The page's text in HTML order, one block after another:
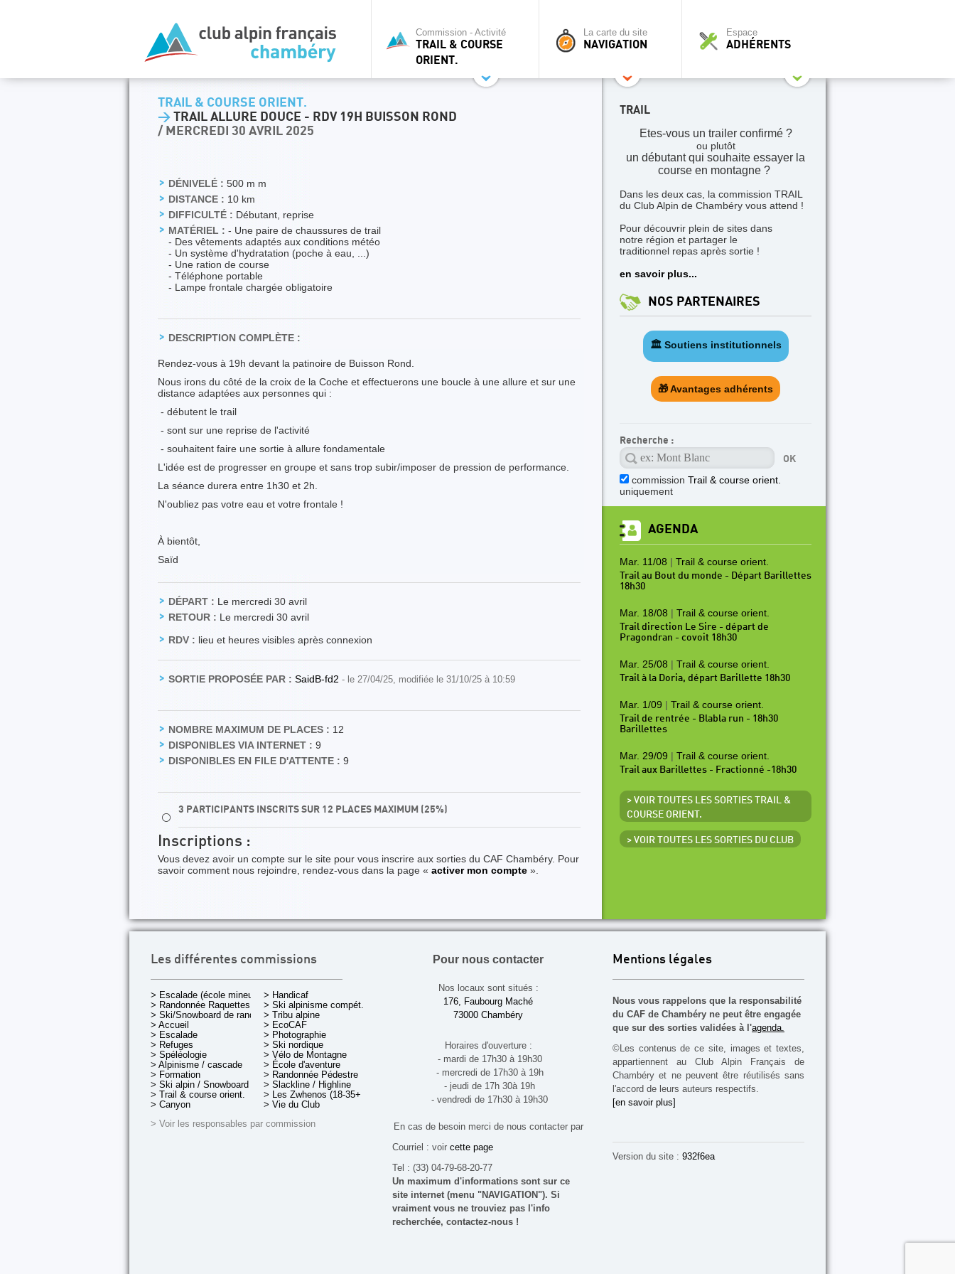
Commission - Activité
TRAIL & COURSE
ORIENT.
La carte du site
NAVIGATION
Espace
ADHÉRENTS
TRAIL & COURSE ORIENT.
> TRAIL ALLURE DOUCE - RDV 19H BUISSON ROND
/ MERCREDI 30 AVRIL 2025
DÉNIVELÉ : 500 m m
DISTANCE : 10 km
DIFFICULTÉ : Débutant, reprise
MATÉRIEL : - Une paire de chaussures de trail
- Des vêtements adaptés aux conditions météo
- Un système d'hydratation (poche à eau, ...)
- Une ration de course
- Téléphone portable
- Lampe frontale chargée obligatoire
DESCRIPTION COMPLÈTE :
Rendez-vous à 19h devant la patinoire de Buisson Rond.
Nous irons du côté de la croix de la Coche et effectuerons une boucle à une allure et sur une
distance adaptées aux personnes qui :
- débutent le trail
- sont sur une reprise de l'activité
- souhaitent faire une sortie à allure fondamentale
L'idée est de progresser en groupe et sans trop subir/imposer de pression de performance.
La séance durera entre 1h30 et 2h.
N'oubliez pas votre eau et votre frontale !
À bientôt,
Saïd
DÉPART : Le mercredi 30 avril
RETOUR : Le mercredi 30 avril
RDV : lieu et heures visibles après connexion
SORTIE PROPOSÉE PAR : SaidB-fd2 - le 27/04/25, modifiée le 31/10/25 à 10:59
NOMBRE MAXIMUM DE PLACES : 12
DISPONIBLES VIA INTERNET : 9
DISPONIBLES EN FILE D'ATTENTE : 9
⚪
3 PARTICIPANTS INSCRITS SUR 12 PLACES MAXIMUM (25%)
Inscriptions :
Vous devez avoir un compte sur le site pour vous inscrire aux sorties du CAF Chambéry. Pour
savoir comment nous rejoindre, rendez-vous dans la page « activer mon compte ».
TRAIL
Etes-vous un trailer confirmé ?
ou plutôt
un débutant qui souhaite essayer la
course en montagne ?
Dans les deux cas, la commission TRAIL
du Club Alpin de Chambéry vous attend !
Pour découvrir plein de sites dans
notre région et partager le
traditionnel repas après sortie !
en savoir plus...
NOS PARTENAIRES
🏛️ Soutiens institutionnels
🎁 Avantages adhérents
Recherche :
commission Trail & course orient.
uniquement
AGENDA
Mar. 11/08 | Trail & course orient.
Trail au Bout du monde - Départ Barillettes
18h30
Mar. 18/08 | Trail & course orient.
Trail direction Le Sire - départ de
Pragondran - covoit 18h30
Mar. 25/08 | Trail & course orient.
Trail à la Doria, départ Barillette 18h30
Mar. 1/09 | Trail & course orient.
Trail de rentrée - Blabla run - 18h30
Barillettes
Mar. 29/09 | Trail & course orient.
Trail aux Barillettes - Fractionné -18h30
> VOIR TOUTES LES SORTIES TRAIL &
COURSE ORIENT.
> VOIR TOUTES LES SORTIES DU CLUB
Les différentes commissions
> Escalade (école mineurs)
> Randonnée Raquettes
> Ski/Snowboard de rando.
> Accueil
> Escalade
> Refuges
> Spéléologie
> Alpinisme / cascade
> Formation
> Ski alpin / Snowboard
> Trail & course orient.
> Canyon
> Handicaf
> Ski alpinisme compét.
> Tribu alpine
> EcoCAF
> Photographie
> Ski nordique
> Vélo de Montagne
> École d'aventure
> Randonnée Pédestre
> Slackline / Highline
> Les Zwhenos (18-35+ ans)
> Vie du Club
> Voir les responsables par commission
Pour nous contacter
Nos locaux sont situés :
176, Faubourg Maché
73000 Chambéry
Horaires d'ouverture :
- mardi de 17h30 à 19h30
- mercredi de 17h30 à 19h
- jeudi de 17h 30à 19h
- vendredi de 17h30 à 19h30
En cas de besoin merci de nous contacter par
Courriel : voir cette page
Tel : (33) 04-79-68-20-77
Un maximum d'informations sont sur ce
site internet (menu "NAVIGATION"). Si
vraiment vous ne trouviez pas l'info
recherchée, contactez-nous !
Mentions légales
Nous vous rappelons que la responsabilité
du CAF de Chambéry ne peut être engagée
que sur des sorties validées à l'agenda.
©Les contenus de ce site, images et textes,
appartiennent au Club Alpin Français de
Chambéry et ne peuvent être réutilisés sans
l'accord de leurs auteurs respectifs.
[en savoir plus]
Version du site : 932f6ea